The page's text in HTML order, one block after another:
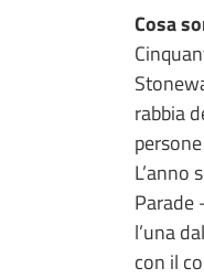
Cosa
rabbia
L’anno
Parade
l’una
con il